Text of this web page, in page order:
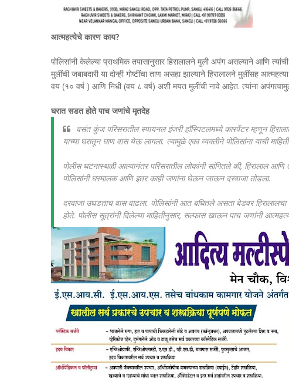
आत्महत्येचे कारण काय?
पोलिसांनी केलेल्या प्राथमिक तपासानुसार हिरालालने मुली अपंग असल्याने आणि
मुलींची जबाबदारी या दोन्ही गोष्टींचा ताण असह्य झाल्याने हिरालालने मुलींसह
वय (१० वर्ष ) आणि निधी (वय ८ वर्ष) अशी मयत मुलींची नावे आहेत. त्यांना
घरात सडत होते पाच जणांचे मृतदेह
वसंत कुंज परिसरातील स्पायनल इंजरी हॉस्पिटलमध्ये कारपेंटर म्हणून
याच्या घरातून घाण वास येऊ लागला. त्यामुळे एका व्यक्तीने पोलिसांना याची
पोलीस घटनास्थळी आल्यानंतर परिसरातील लोकांनी सांगितले की, हिरालाल आणि
पोलिसांनी घरमालक आणि इतर काही जणांना घेऊन जाऊन दरवाजा तोडला.
दरवाजा उघडताच वास वाढला. पोलिसांनी आत बघितले असता बेडवर
होते. पोलीस सूत्रांनी दिलेल्या माहितीनुसार, सल्फास खाऊन पाच जणांनी